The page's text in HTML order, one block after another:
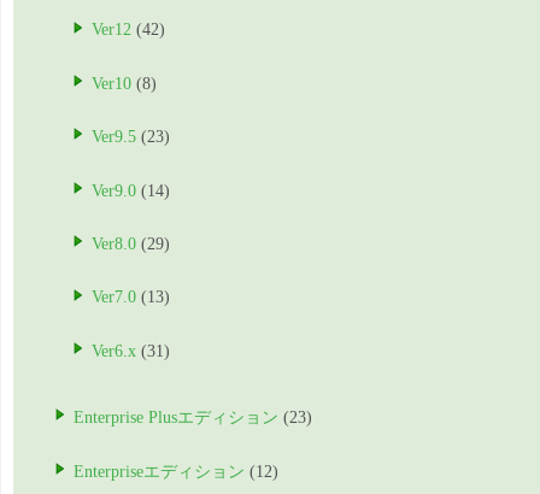
Ver12 (42)
Ver10 (8)
Ver9.5 (23)
Ver9.0 (14)
Ver8.0 (29)
Ver7.0 (13)
Ver6.x (31)
Enterprise Plusエディション (23)
Enterpriseエディション (12)